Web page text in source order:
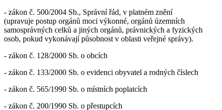
- zákon č. 500/2004 Sb., Správní řád, v platném znění
(upravuje postup orgánů moci výkonné, orgánů územních
samosprávných celků a jiných orgánů, právnických a fyzických
osob, pokud vykonávají působnost v oblasti veřejné správy).
- zákon č. 128/2000 Sb. o obcích
- zákon č. 133/2000 Sb. o evidenci obyvatel a rodných číslech
- zákon č. 565/1990 Sb. o místních poplatcích
- zákon č. 200/1990 Sb. o přestupcích